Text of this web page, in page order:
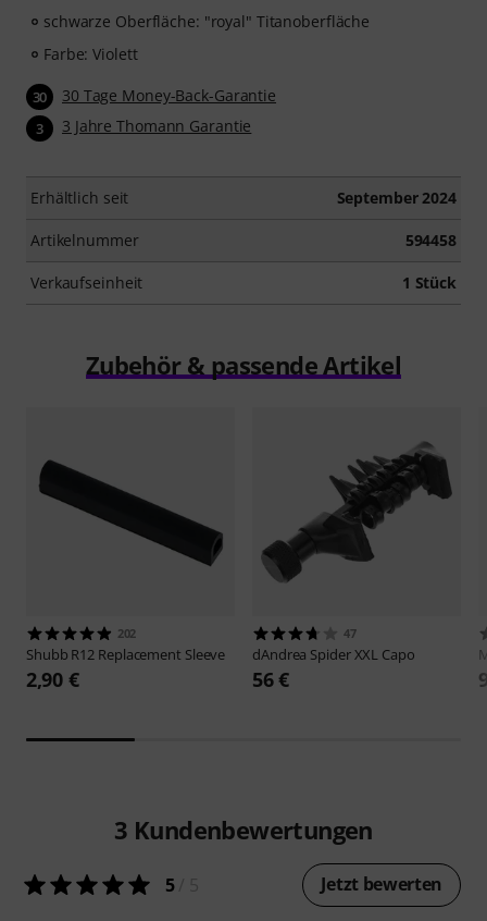
schwarze Oberfläche: "royal" Titanoberfläche
Farbe: Violett
30 30 Tage Money-Back-Garantie
3 3 Jahre Thomann Garantie
Erhältlich seit September 2024
Artikelnummer 594458
Verkaufseinheit 1 Stück
Zubehör & passende Artikel
202
Shubb R12 Replacement Sleeve
2,90 €
47
dAndrea Spider XXL Capo
56 €
3 Kundenbewertungen
5/ 5 Jetzt bewerten